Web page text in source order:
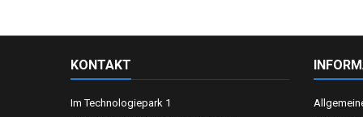
KONTAKT
Im Technologiepark 1